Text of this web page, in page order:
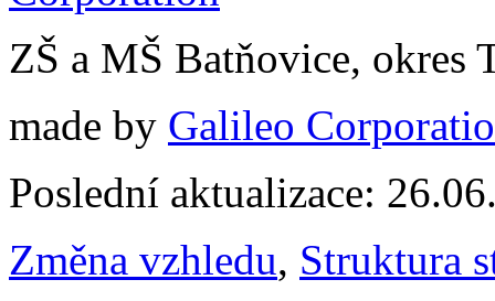
ZŠ a MŠ Batňovice, okres
made by Galileo
Poslední aktualizace:
Změna vzhledu, Struktura